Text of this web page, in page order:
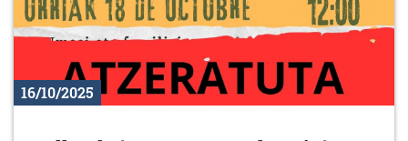
16/10/2025